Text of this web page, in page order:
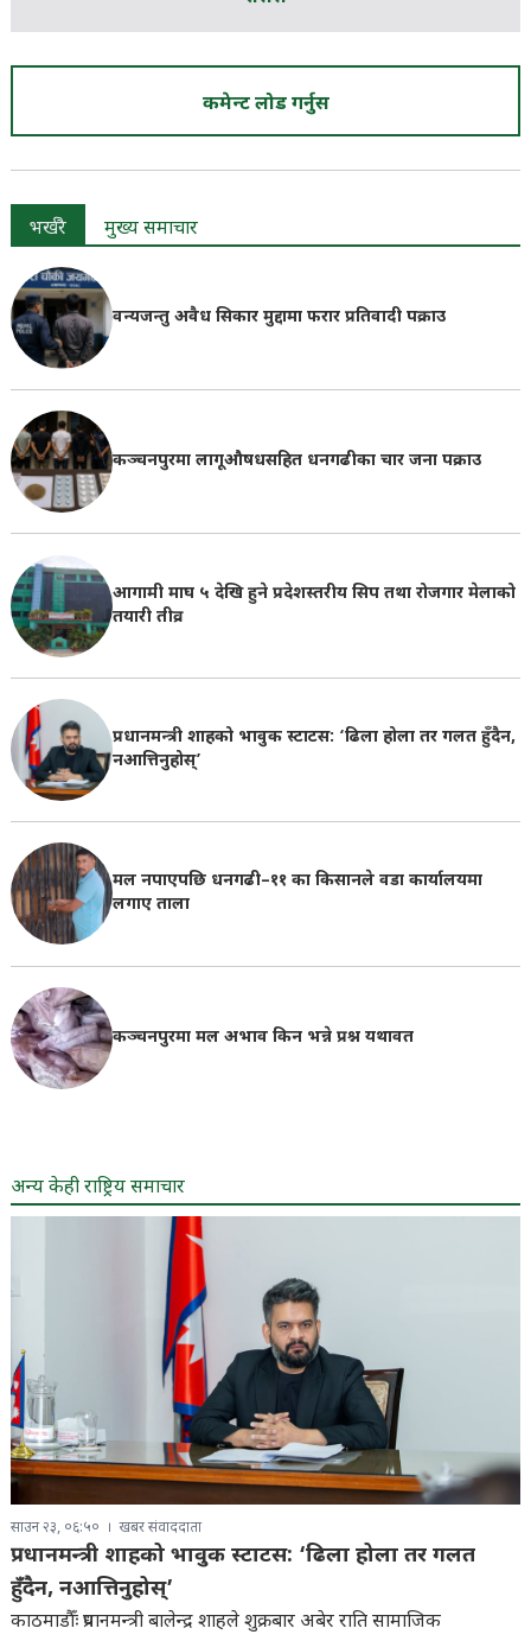
कमेन्ट लोड गर्नुस
भर्खरै मुख्य समाचार
वन्यजन्तु अवैध सिकार मुद्दामा फरार प्रतिवादी पक्राउ
कञ्चनपुरमा लागूऔषधसहित धनगढीका चार जना पक्राउ
आगामी माघ ५ देखि हुने प्रदेशस्तरीय सिप तथा रोजगार मेलाको
तयारी तीव्र
प्रधानमन्त्री शाहको भावुक स्टाटस: ‘ढिला होला तर गलत हुँदैन,
नआत्तिनुहोस्’
मल नपाएपछि धनगढी–११ का किसानले वडा कार्यालयमा
लगाए ताला
कञ्चनपुरमा मल अभाव किन भन्ने प्रश्न यथावत
अन्य केही राष्ट्रिय समाचार
साउन २३, ०६:५० खबर संवाददाता
प्रधानमन्त्री शाहको भावुक स्टाटस: ‘ढिला होला तर गलत
हुँदैन, नआत्तिनुहोस्’
काठमाडौँः प्रधानमन्त्री बालेन्द्र शाहले शुक्रबार अबेर राति सामाजिक